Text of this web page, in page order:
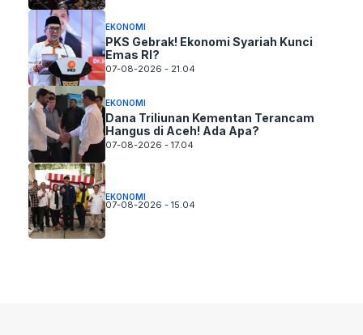
EKONOMI
PKS Gebrak! Ekonomi Syariah Kunci
Emas RI?
07-08-2026 - 21.04
EKONOMI
Dana Triliunan Kementan Terancam
Hangus di Aceh! Ada Apa?
07-08-2026 - 17.04
EKONOMI
07-08-2026 - 15.04